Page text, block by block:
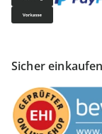
Sicher einkaufen